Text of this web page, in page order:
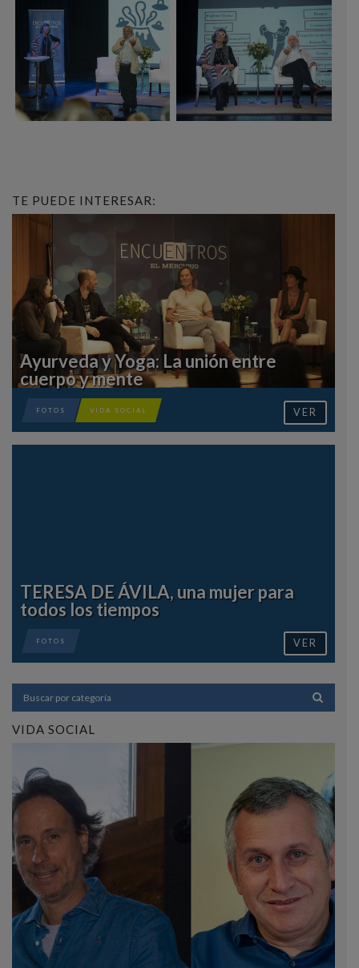
TE PUEDE INTERESAR:
Ayurveda y Yoga: La unión entre
cuerpo y mente
VIDA SOCIAL
FOTOS VER
TERESA DE ÁVILA, una mujer para
todos los tiempos
FOTOS VER
VIDA SOCIAL